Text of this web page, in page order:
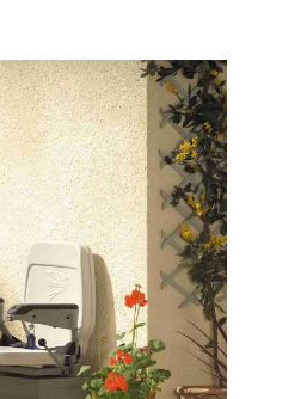
בהתאם לחלל.
מושב הכסא המרופד
התאמת מוצר מסוגנן ומזמין.
הקליקו את חגורת
במעלה או במורד